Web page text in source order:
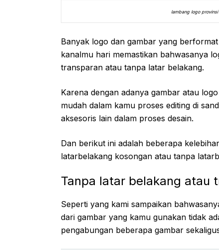
lambang logo
Banyak logo dan gambar yang
kanalmu hari memastikan bahwasanya
transparan atau tanpa latar belakang.
Karena dengan adanya gambar atau
mudah dalam kamu proses editing di
aksesoris lain dalam proses desain.
Dan berikut ini adalah beberapa
latarbelakang kosongan atau tanpa
Tanpa latar belakang atau
Seperti yang kami sampaikan
dari gambar yang kamu gunakan tidak
pengabungan beberapa gambar